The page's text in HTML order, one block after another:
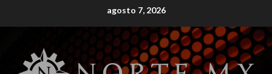
to
agosto 7, 2026